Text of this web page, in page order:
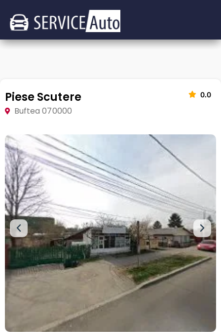
Piese Scutere 0.0
Buftea 070000